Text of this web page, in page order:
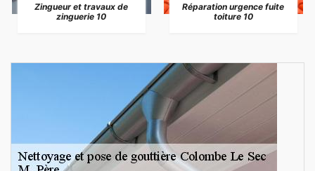
Zingueur et travaux de
zinguerie 10
Réparation urgence fuite
toiture 10